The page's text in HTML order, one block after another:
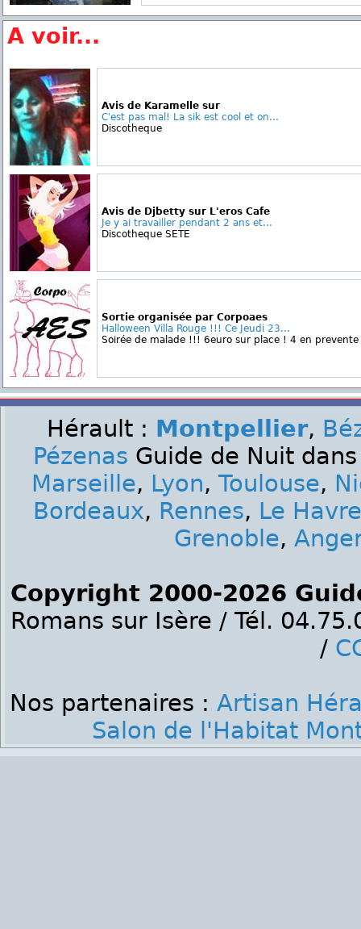
A voir...
Avis de Karamelle sur
C'est pas mal! La sik est cool et on...
Discotheque
Avis de Djbetty sur L'eros Cafe
Je y ai travailler pendant 2 ans et...
Discotheque SETE
Sortie organisée par Corpoaes
Halloween Villa Rouge !!! Ce Jeudi 23...
Soirée de malade !!! 6euro sur place ! 4 en
Hérault : Montpellier,
Pézenas Guide de Nuit
Marseille, Lyon, Toulouse,
Bordeaux, Rennes, Le Havre
Grenoble,
Copyright 2000-2026
Romans sur Isère / Tél.
/
Nos partenaires : Artisan
Salon de l'Habitat